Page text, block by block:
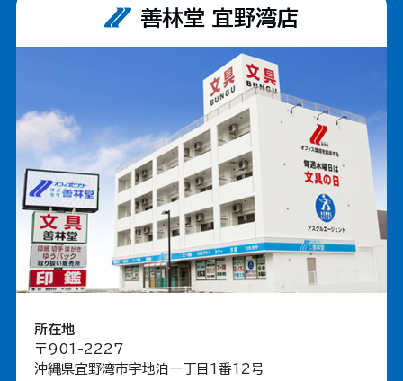
善林堂 宜野湾店
所在地
〒901-2227
沖縄県宜野湾市宇地泊一丁目1番12号